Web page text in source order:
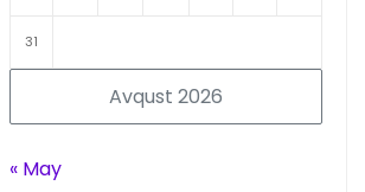
Avqust 2026
31
« May